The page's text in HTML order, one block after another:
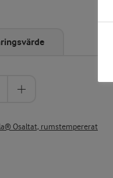
Osaltat, rumstempererat